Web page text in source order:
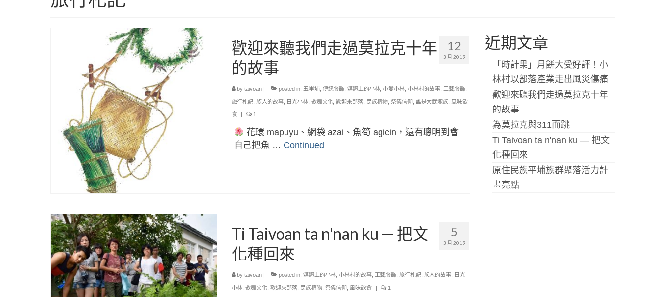
12
3 月 2019
歡迎來聽我們走過莫拉克十年
的故事
by taivoan| posted in: 五里埔, 傳統服飾, 媒體上的小林, 小愛小林, 小林村的故事, 工藝服飾,
旅行札記, 族人的故事, 日光小林, 歌舞文化, 歡迎來部落, 民族植物, 祭儀信仰 誰是大武壠族, 風味飲
食 | 1
花環 mapuyu、網袋 azai、魚笱 agicin，還有聰明到會
自己把魚 … Continued
5
3 月 2019
Ti Taivoan ta n'nan ku — 把文
化種回來
by taivoan| posted in: 媒體上的小林, 小林村的故事, 工藝服飾, 旅行札記, 族人的故事, 日光
小林, 歌舞文化, 歡迎來部落, 民族植物, 祭儀信仰 風味飲食 | 1
近期文章
「時計果」月餅大受好評！小
林村以部落產業走出風災傷痛
歡迎來聽我們走過莫拉克十年
的故事
為莫拉克與311而跳
Ti Taivoan ta n'nan ku — 把文
化種回來
原住民族平埔族群聚落活力計
畫亮點